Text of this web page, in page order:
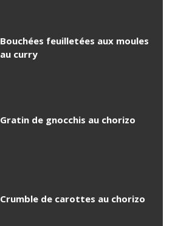
Bouchées feuilletées aux moules
au curry
Gratin de gnocchis au chorizo
Crumble de carottes au chorizo